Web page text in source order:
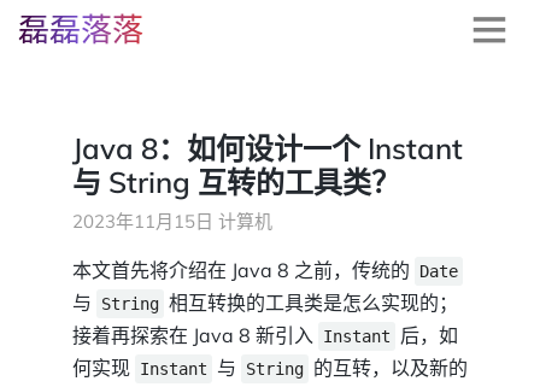
磊磊落落
Java 8：如何设计一个 Instant
与 String 互转的工具类？
2023年11月15日 计算机
本文首先将介绍在 Java 8 之前，传统的 Date
与 String 相互转换的工具类是怎么实现的；
接着再探索在 Java 8 新引入 Instant
后，如
何实现 Instant 与 String 的互转，以及新的